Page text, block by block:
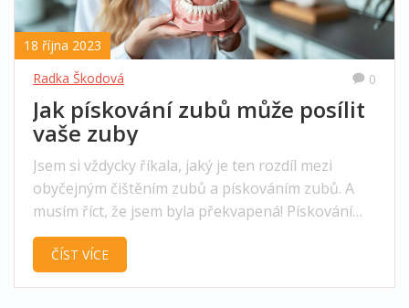
18 října 2023
Radka Škodová
0
Jak pískování zubů může posílit
vaše zuby
Jsem si vždycky říkala, jaký je ten rozdíl mezi
obyčejným čištěním zubů a pískováním zubů. A
musím říct, že jsem byla překvapená! Pískování
zubů může posílit vaše zuby a zlepšit jejich vzhled.
Na mé stránce se dozvíte, jak tento proces
ČÍST VÍCE